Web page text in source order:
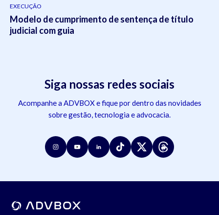
EXECUÇÃO
Modelo de cumprimento de sentença de título
judicial com guia
Siga nossas redes sociais
Acompanhe a ADVBOX e fique por dentro das novidades
sobre gestão, tecnologia e advocacia.